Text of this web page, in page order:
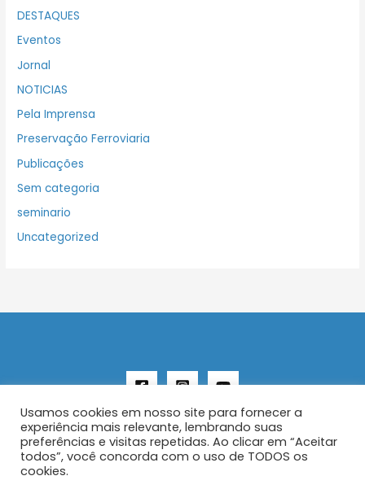
DESTAQUES
Eventos
Jornal
NOTICIAS
Pela Imprensa
Preservação Ferroviaria
Publicações
Sem categoria
seminario
Uncategorized
Copyright © 2026 AENFER
Usamos cookies em nosso site para fornecer a
experiência mais relevante, lembrando suas
preferências e visitas repetidas. Ao clicar em “Aceitar
todos”, você concorda com o uso de TODOS os
cookies.